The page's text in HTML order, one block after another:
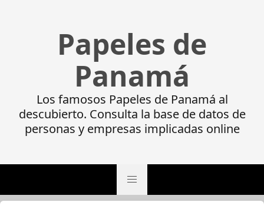
Papeles de
Panamá
Los famosos Papeles de Panamá al
descubierto. Consulta la base de datos de
personas y empresas implicadas online